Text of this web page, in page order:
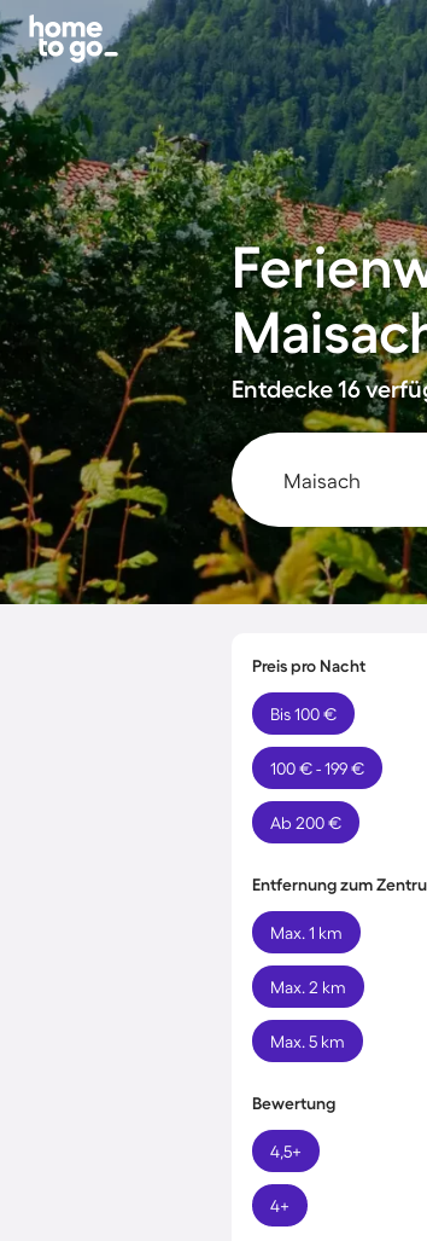
Entdecke 16
Preis pro Nacht
Bis 100 €
100 € - 199 €
Ab 200 €
Entfernung zum
Max. 1 km
Max. 2 km
Max. 5 km
Bewertung
4,5+
4+